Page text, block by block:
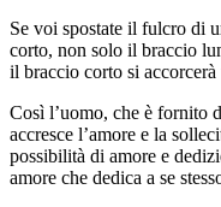
Se voi spostate il fulcro di
corto, non solo il braccio
il braccio corto si
Così l’uomo, che è fornito
accresce l’amore e la
possibilità di amore e
amore che dedica a se